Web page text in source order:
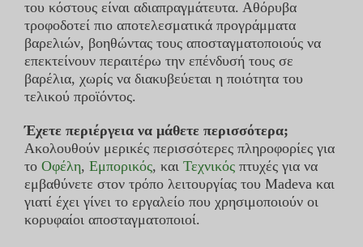
του κόστους είναι αδιαπραγμάτευτα. Αθόρυβα
τροφοδοτεί πιο αποτελεσματικά προγράμματα
βαρελιών, βοηθώντας τους αποσταγματοποιούς να
επεκτείνουν περαιτέρω την επένδυσή τους σε
βαρέλια, χωρίς να διακυβεύεται η ποιότητα του
τελικού προϊόντος.
Έχετε περιέργεια να μάθετε περισσότερα;
Ακολουθούν μερικές περισσότερες πληροφορίες για
το Οφέλη, Εμπορικός, και Τεχνικόςπτυχές για να
εμβαθύνετε στον τρόπο λειτουργίας του Madeva και
γιατί έχει γίνει το εργαλείο που χρησιμοποιούν οι
κορυφαίοι αποσταγματοποιοί.